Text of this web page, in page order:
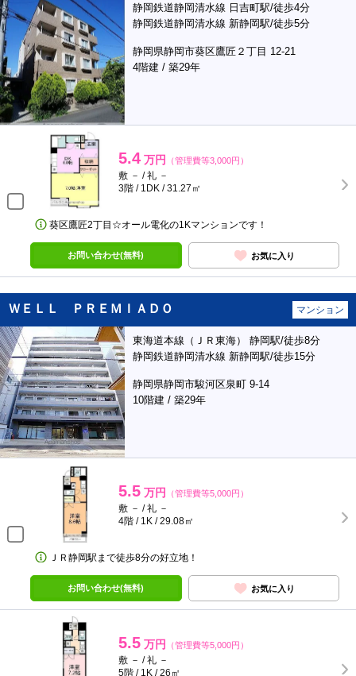
静岡鉄道静岡清水線 日吉町駅/徒歩4分
静岡鉄道静岡清水線 新静岡駅/徒歩5分
静岡県静岡市葵区鷹匠２丁目 12-21
4階建 / 築29年
5.4 万円 （管理費等3,000円）
敷 － / 礼 －
3階 / 1DK / 31.27㎡
葵区鷹匠2丁目☆オール電化の1Kマンションです！
お問い合わせ(無料) お気に入り
ＷＥＬＬ ＰＲＥＭＩＡＤＯ マンション
東海道本線（ＪＲ東海） 静岡駅/徒歩8分
静岡鉄道静岡清水線 新静岡駅/徒歩15分
静岡県静岡市駿河区泉町 9-14
10階建 / 築29年
5.5 万円 （管理費等5,000円）
敷 － / 礼 －
4階 / 1K / 29.08㎡
ＪＲ静岡駅まで徒歩8分の好立地！
お問い合わせ(無料) お気に入り
5.5 万円 （管理費等5,000円）
敷 － / 礼 －
5階 / 1K / 26㎡